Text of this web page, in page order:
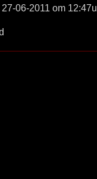
06-2011 om 12:47u